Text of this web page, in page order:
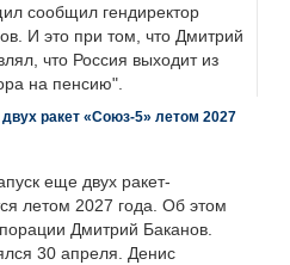
сообщил гендиректор
И это при том, что Дмитрий
что Россия выходит из
на пенсию".
ракет «Союз-5» летом 2027
еще двух ракет-
летом 2027 года. Об этом
Дмитрий Баканов.
30 апреля. Денис